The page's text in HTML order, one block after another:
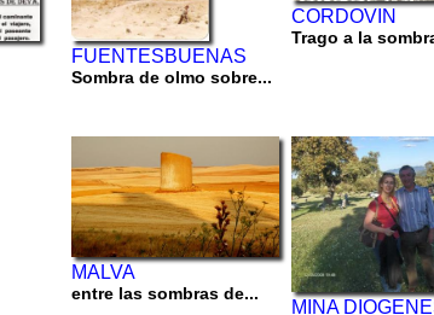
FUENTESBUENAS
Sombra de olmo sobre...
CORDOVIN
Trago a la
MALVA
entre las sombras de...
MINA